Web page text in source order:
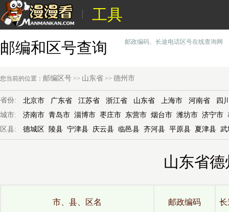
工具
邮编和区号查询
邮政编码、长途电话区号在线查询网
您当前的位置： 邮编区号 >> 山东省 >> 德州市
省份: 北京市 广东省 江苏省 浙江省 山东省 上海市 河南省
四
城市:
济南市 青岛市 淄博市 枣庄市 东营市 烟台市 潍坊市 济宁市
区县:
德城区 陵县 宁津县 庆云县 临邑县 齐河县 平原县 夏津县 武
山东省
市、县、区名 邮政编码 长